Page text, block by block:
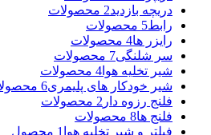
دریچه بازدید2 محصولات
رابط5 محصولات
رایزر ها4 محصولات
سر شلنگی7 محصولات
شیر تخلیه هوا 4 محصولات
شیر خودکار های پلیمری6 محصولات
فلنج رزوه دار 2 محصولات
فلنج ها8 محصولات
فیلتر و شیر تخلیه هوا 1 محصول